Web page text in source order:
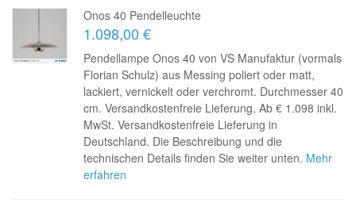
Onos 40 Pendelleuchte
1.098,00 €
Pendellampe Onos 40 von VS Manufaktur (vormals
Florian Schulz) aus Messing poliert oder matt,
lackiert, vernickelt oder verchromt. Durchmesser 40
cm. Versandkostenfreie Lieferung. Ab € 1.098 inkl.
MwSt. Versandkostenfreie Lieferung in
Deutschland. Die Beschreibung und die
technischen Details finden Sie weiter unten. Mehr
erfahren